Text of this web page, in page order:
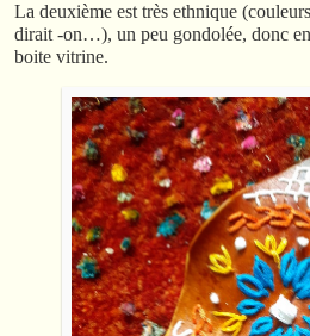
La deuxième est très ethnique
dirait -on…), un peu gondolée, donc
boite vitrine.